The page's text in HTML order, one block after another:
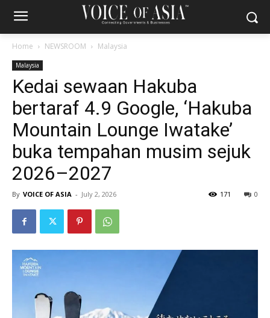
Home NEWSROOM Malaysia
Malaysia
Kedai sewaan Hakuba
bertaraf 4.9 Google, ‘Hakuba
Mountain Lounge Iwatake’
buka tempahan musim sejuk
2026–2027
By VOICE OF ASIA - July 2, 2026 0
171